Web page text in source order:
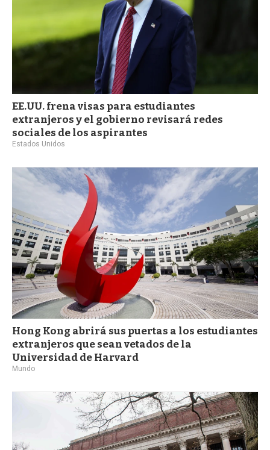
EE.UU. frena visas para estudiantes
extranjeros y el gobierno revisará redes
sociales de los aspirantes
Estados Unidos
Hong Kong abrirá sus puertas a los estudiantes
extranjeros que sean vetados de la
Universidad de Harvard
Mundo